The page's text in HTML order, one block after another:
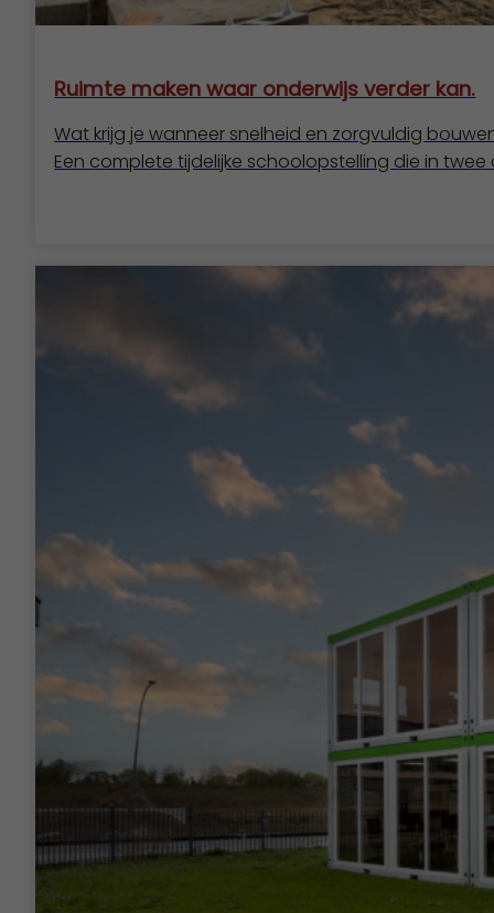
Ruimte maken waar onderwijs verder kan.
Wat krijg je wanneer snelheid en zorgvuldig
Een complete tijdelijke schoolopstelling die in